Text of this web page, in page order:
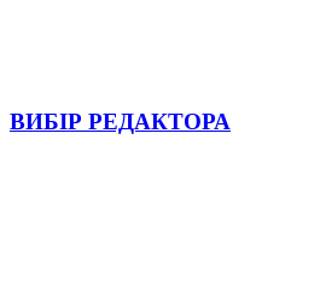
ВИБІР РЕДАКТОРА